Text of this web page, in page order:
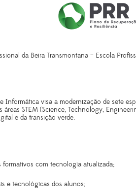
da Beira Transmontana – Escola
Informática visa a modernização de sete
STEM (Science, Technology,
e da transição verde.
com tecnologia atualizada;
e tecnológicas dos alunos;